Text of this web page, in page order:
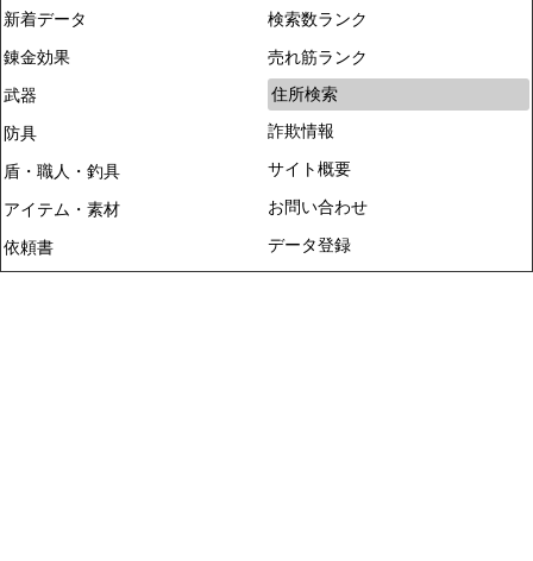
新着データ
錬金効果
武器
防具
盾・職人・釣具
アイテム・素材
依頼書
検索数ランク
売れ筋ランク
住所検索
詐欺情報
サイト概要
お問い合わせ
データ登録